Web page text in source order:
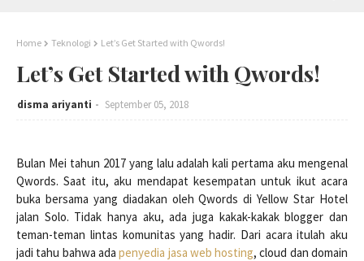
Home Teknologi Let’s Get Started with Qwords!
Let’s Get Started with Qwords!
disma ariyanti September 05, 2018
Bulan Mei tahun 2017 yang lalu adalah kali pertama aku mengenal
Qwords. Saat itu, aku mendapat kesempatan untuk ikut acara
buka bersama yang diadakan oleh Qwords di Yellow Star Hotel
jalan Solo. Tidak hanya aku, ada juga kakak-kakak blogger dan
teman-teman lintas komunitas yang hadir. Dari acara itulah aku
jadi tahu bahwa adapenyedia jasa web hosting, cloud dan domain